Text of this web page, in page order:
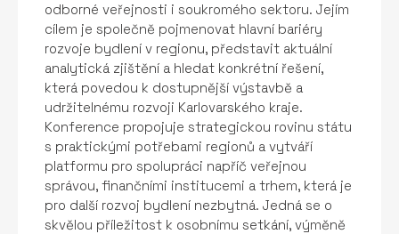
odborné veřejnosti i soukromého sektoru. Jejím
cílem je společně pojmenovat hlavní bariéry
rozvoje bydlení v regionu, představit aktuální
analytická zjištění a hledat konkrétní řešení,
která povedou k dostupnější výstavbě a
udržitelnému rozvoji Karlovarského kraje.
Konference propojuje strategickou rovinu státu
s praktickými potřebami regionů a vytváří
platformu pro spolupráci napříč veřejnou
správou, finančními institucemi a trhem, která je
pro další rozvoj bydlení nezbytná. Jedná se o
skvělou příležitost k osobnímu setkání, výměně